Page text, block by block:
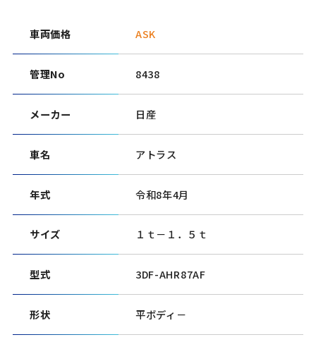
車両価格 ASK
管理No 8438
メーカー 日産
車名 アトラス
年式 令和8年4月
サイズ １ｔ－１．５ｔ
型式 3DF-AHR87AF
形状 平ボディ－